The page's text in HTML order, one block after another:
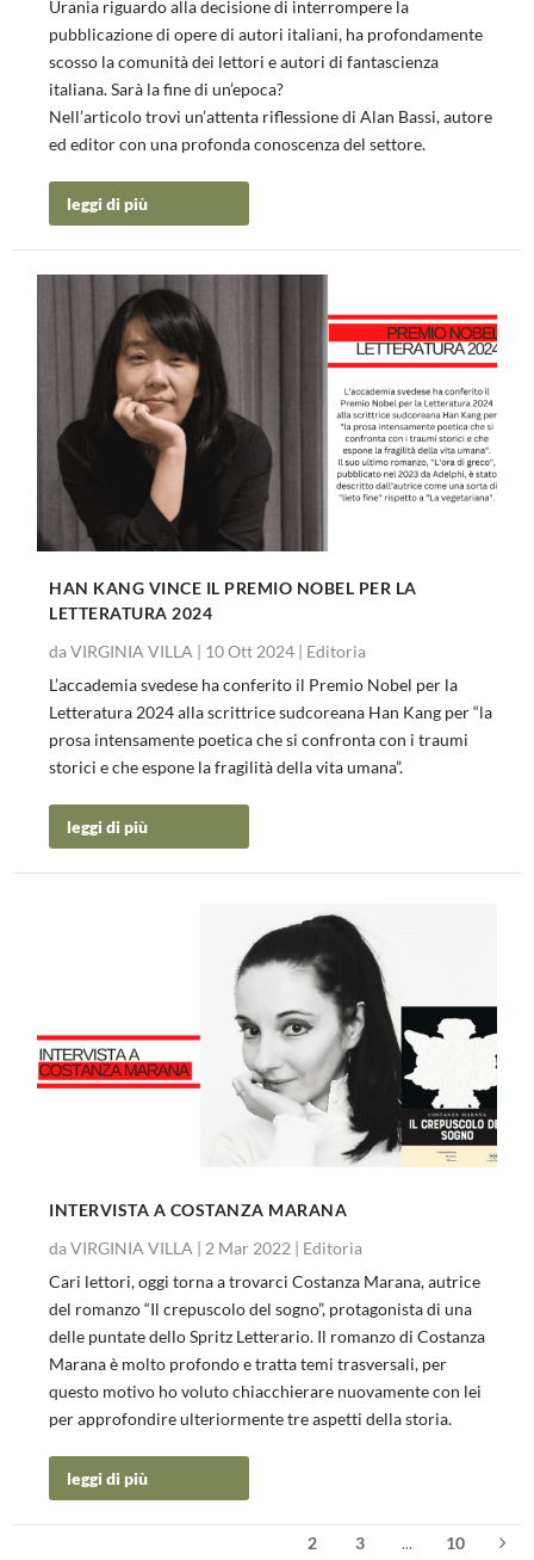
Urania riguardo alla decisione di interrompere la
pubblicazione di opere di autori italiani, ha profondamente
scosso la comunità dei lettori e autori di fantascienza
italiana. Sarà la fine di un’epoca?
Nell’articolo trovi un’attenta riflessione di Alan Bassi, autore
ed editor con una profonda conoscenza del settore.
leggi di più
HAN KANG VINCE IL PREMIO NOBEL PER LA
LETTERATURA 2024
daVIRGINIA VILLA | 10 Ott 2024 | Editoria
L’accademia svedese ha conferito il Premio Nobel per la
Letteratura 2024 alla scrittrice sudcoreana Han Kang per “la
prosa intensamente poetica che si confronta con i traumi
storici e che espone la fragilità della vita umana”.
leggi di più
INTERVISTA A COSTANZA MARANA
daVIRGINIA VILLA | 2 Mar 2022 | Editoria
Cari lettori, oggi torna a trovarci Costanza Marana, autrice
del romanzo “Il crepuscolo del sogno”, protagonista di una
delle puntate dello Spritz Letterario. Il romanzo di Costanza
Marana è molto profondo e tratta temi trasversali, per
questo motivo ho voluto chiacchierare nuovamente con lei
per approfondire ulteriormente tre aspetti della storia.
leggi di più
2 3 ... 10